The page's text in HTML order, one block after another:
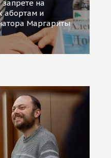
на
абортам и
Маргариты